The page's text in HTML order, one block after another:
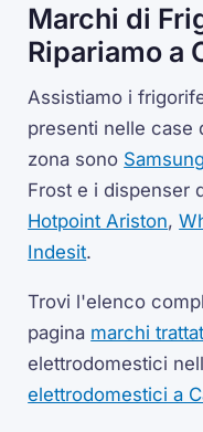
Marchi di
Ripariamo a
Assistiamo i
presenti nelle case
zona sono Samsung
Frost e i dispenser
Hotpoint Ariston,
Indesit.
Trovi l'elenco
pagina marchi
elettrodomestici
elettrodomestici a